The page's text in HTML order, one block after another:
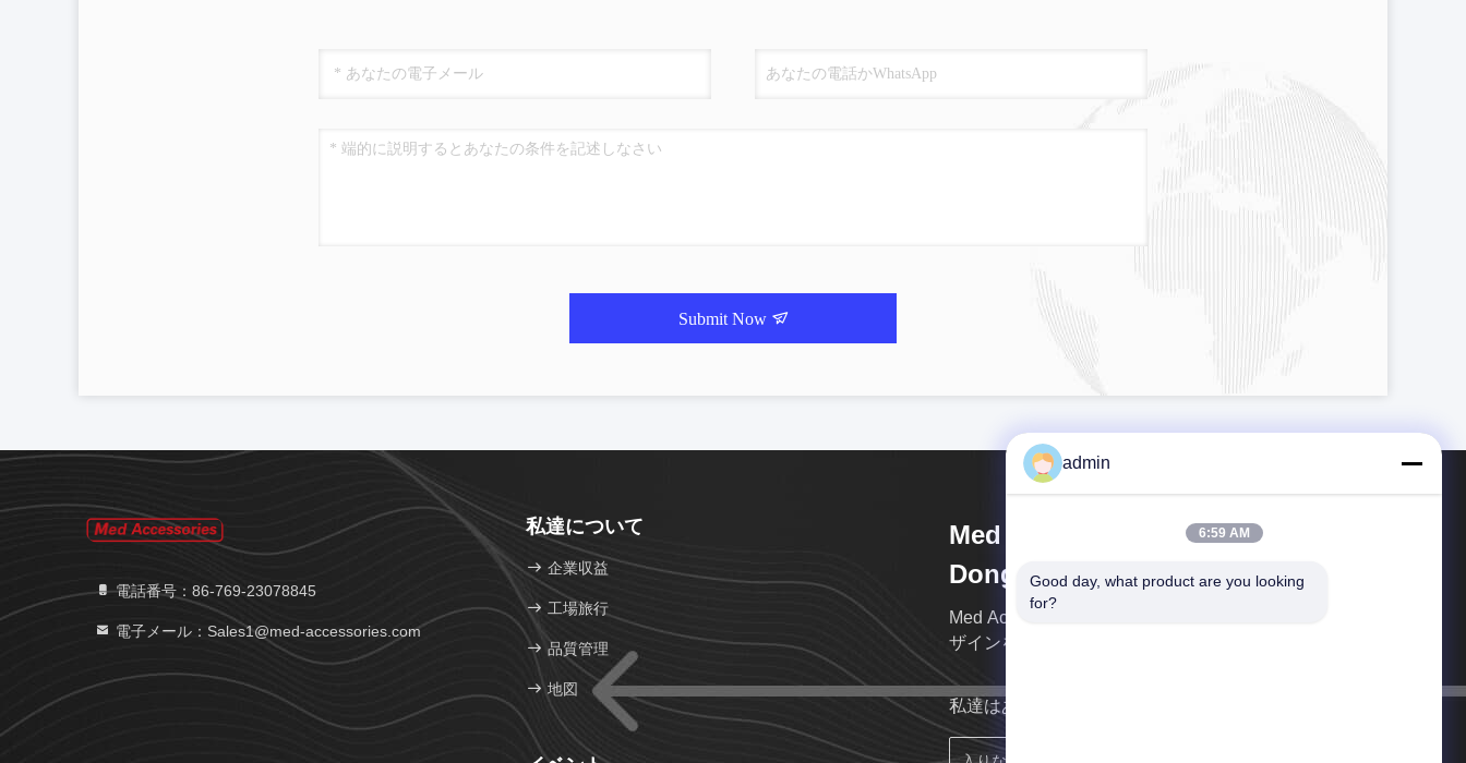
Submit Now
電話番号：86-769-23078845
電子メール：Sales1@med-accessories.com
私達について
企業収益
工場旅行
品質管理
地図
Med Accessories Technology
Dongguan Co., Ltd.
Med Accessories Technology Dongguan Co., Ltd.は,デ
ザインを統合し,生産を中心とした企業です.
私達はあなたにできるだけ早く戻る。
admin
6:59 AM
Good day, what product are you looking
for?